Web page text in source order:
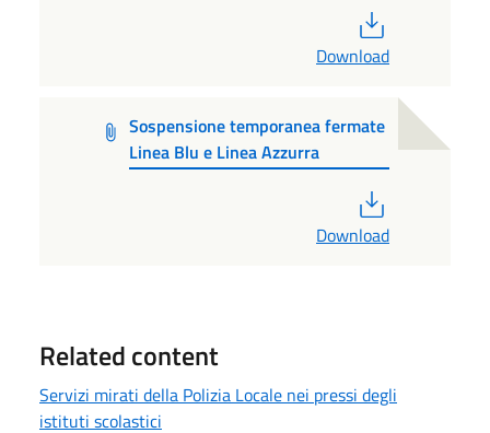
Download
Sospensione temporanea fermate
Linea Blu e Linea Azzurra
Download
Related content
Servizi mirati della Polizia Locale nei pressi degli
istituti scolastici